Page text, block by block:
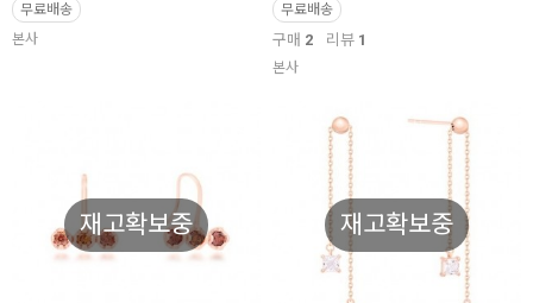
무료배송
본사
무료배송
구매 2 리뷰 1
본사
재고확보중 재고확보중